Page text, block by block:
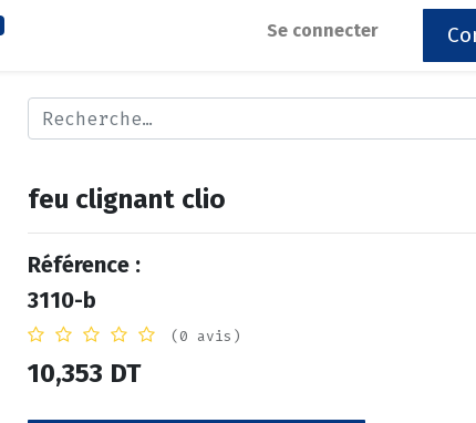
Se connecter
feu clignant clio
Référence :
3110-b
(0 avis)
10,353 DT